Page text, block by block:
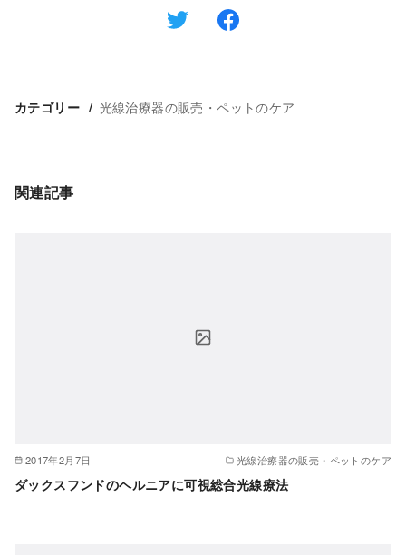
カテゴリー 光線治療器の販売・ペットのケア
関連記事
2017年2月7日 光線治療器の販売・ペットのケア
ダックスフンドのヘルニアに可視総合光線療法